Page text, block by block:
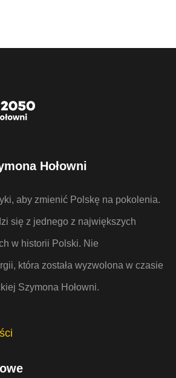
Hołowni
aby zmienić Polskę na pokolenia.
się z jednego z największych
w historii Polski. Nie
która została wyzwolona w czasie
Szymona Hołowni.